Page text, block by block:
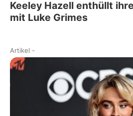
Keeley Hazell enthüllt
mit Luke Grimes
Artikel -